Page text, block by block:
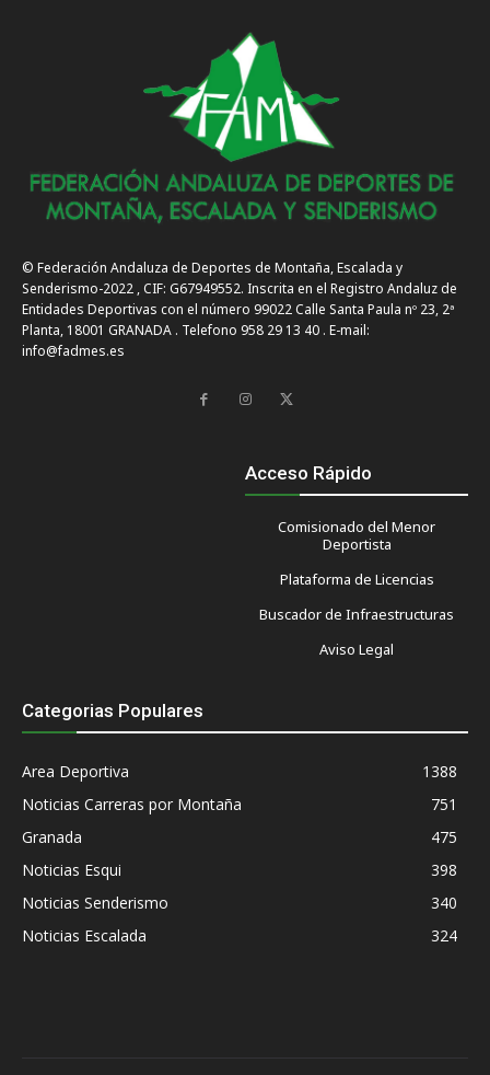
© Federación Andaluza de Deportes de Montaña, Escalada y
Senderismo-2022 , CIF: G67949552. Inscrita en el Registro Andaluz de
Entidades Deportivas con el número 99022 Calle Santa Paula nº 23, 2ª
Planta, 18001 GRANADA . Telefono 958 29 13 40 . E-mail:
info@fadmes.es
Acceso Rápido
Comisionado del Menor
Deportista
Plataforma de Licencias
Buscador de Infraestructuras
Aviso Legal
Categorias Populares
Area Deportiva
1388
Noticias Carreras por Montaña
751
Granada
475
Noticias Esqui
398
Noticias Senderismo
340
Noticias Escalada
324